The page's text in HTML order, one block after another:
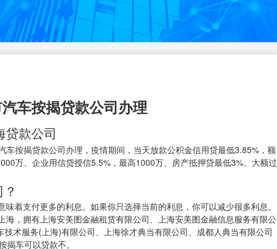
车按揭贷款公司办理
款公司
车按揭贷款公司办理，疫情期间，当天放款公积金信用贷最低3.85%，额
万、企业用信贷授信5.5%，最高1000万、房产抵押贷最低3%、大额过
着支付更多的利息。如果你只选择当前的利息，你可以减少很多利息。
，拥有上海安美图金融租赁有限公司、上海安美图金融信息服务有限公
术服务(上海)有限公司、上海徐才典当有限公司、成都人典当有限公司
车可以贷款不。